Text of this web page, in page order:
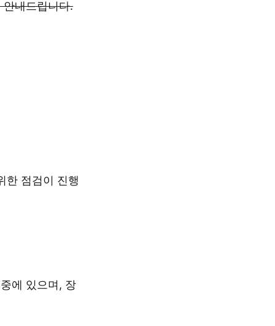
내드립니다.
한 점검이 진행
에 있으며, 장